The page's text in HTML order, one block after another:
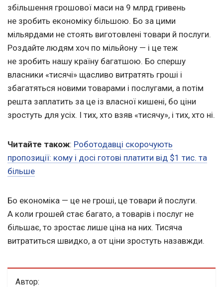
збільшення грошової маси на 9 млрд гривень
не зробить економіку більшою. Бо за цими
мільярдами не стоять виготовлені товари й послуги.
Роздайте людям хоч по мільйону — і це теж
не зробить нашу країну багатшою. Бо спершу
власники «тисячі» щасливо витратять гроші і
збагатяться новими товарами і послугами, а потім
решта заплатить за це із власної кишені, бо ціни
зростуть для усіх. І тих, хто взяв «тисячу», і тих, хто ні.
Читайте також: Роботодавці скорочують
пропозиції: кому і досі готові платити від $1 тис. та
більше
Бо економіка — це не гроші, це товари й послуги.
А коли грошей стає багато, а товарів і послуг не
більшає, то зростає лише ціна на них. Тисяча
витратиться швидко, а от ціни зростуть назавжди.
Автор: